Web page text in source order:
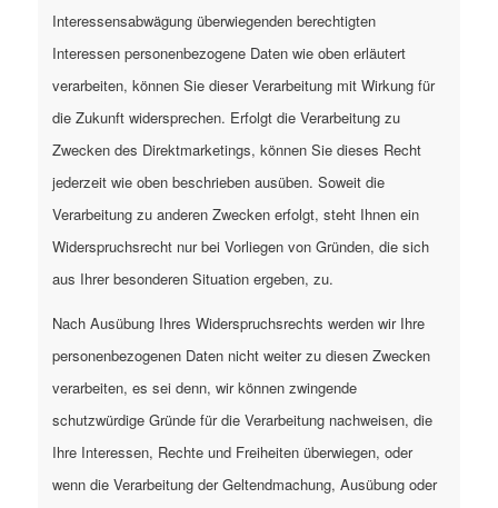
Interessensabwägung überwiegenden berechtigten
Interessen personenbezogene Daten wie oben erläutert
verarbeiten, können Sie dieser Verarbeitung mit Wirkung für
die Zukunft widersprechen. Erfolgt die Verarbeitung zu
Zwecken des Direktmarketings, können Sie dieses Recht
jederzeit wie oben beschrieben ausüben. Soweit die
Verarbeitung zu anderen Zwecken erfolgt, steht Ihnen ein
Widerspruchsrecht nur bei Vorliegen von Gründen, die sich
aus Ihrer besonderen Situation ergeben, zu.
Nach Ausübung Ihres Widerspruchsrechts werden wir Ihre
personenbezogenen Daten nicht weiter zu diesen Zwecken
verarbeiten, es sei denn, wir können zwingende
schutzwürdige Gründe für die Verarbeitung nachweisen, die
Ihre Interessen, Rechte und Freiheiten überwiegen, oder
wenn die Verarbeitung der Geltendmachung, Ausübung oder